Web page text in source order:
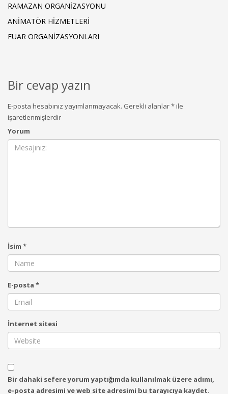
RAMAZAN ORGANIZASYONU
ANIMATÖR HIZMETLERI
FUAR ORGANIZASYONLARI
Bir cevap yazın
E-posta hesabınız yayımlanmayacak. Gerekli alanlar*ile
işaretlenmişlerdir
Yorum
İsim *
E-posta *
İnternet sitesi
Bir dahaki sefere yorum yaptığımda kullanılmak üzere adımı,
e-posta adresimi ve web site adresimi bu tarayıcıya kaydet.